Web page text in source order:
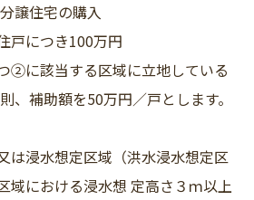
譲住宅の購入
戸につき100万円
②に該当する区域に立地している
、補助額を50万円／戸とします。
浸水想定区域（洪水浸水想定区
域における浸水想 定高さ３ｍ以上